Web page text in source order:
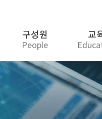
구성원
People
교